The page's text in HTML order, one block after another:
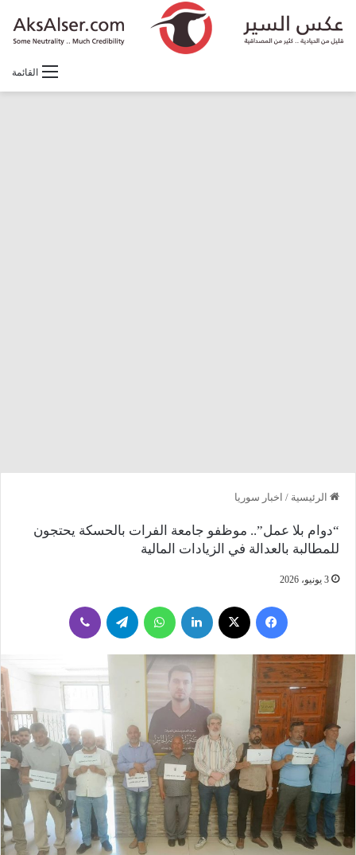
القائمة
الرئيسية / اخبار سوريا
“دوام بلا عمل”.. موظفو جامعة الفرات بالحسكة يحتجون
للمطالبة بالعدالة في الزيادات المالية
3 يونيو، 2026
فيسبوك لينكدإن واتساب تيلقرام